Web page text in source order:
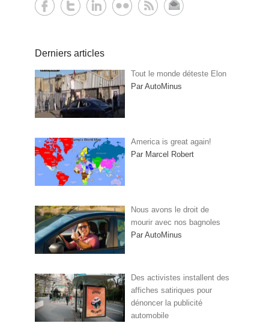
Derniers articles
Tout le monde déteste Elon
Par AutoMinus
America is great again!
Par Marcel Robert
Nous avons le droit de
mourir avec nos bagnoles
Par AutoMinus
Des activistes installent des
affiches satiriques pour
dénoncer la publicité
automobile